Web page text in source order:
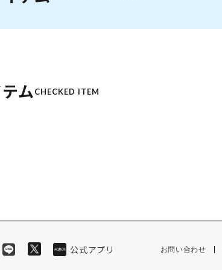
ムCHECKED ITEM
公式アプリ お問い合わせ